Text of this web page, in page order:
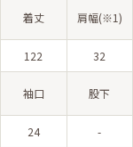
着丈 肩幅(※1)
122 32
袖口 股下
24 -